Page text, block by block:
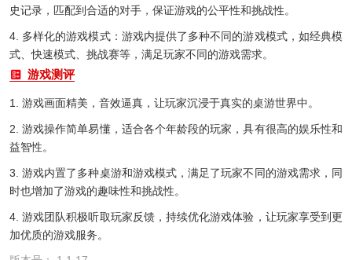
史记录，匹配到合适的对手，保证游戏的公平性和挑战性。
4. 多样化的游戏模式：游戏内提供了多种不同的游戏模式，如经典模
式、快速模式、挑战赛等，满足玩家不同的游戏需求。
游戏测评
1. 游戏画面精美，音效逼真，让玩家沉浸于真实的桌游世界中。
2. 游戏操作简单易懂，适合各个年龄段的玩家，具有很高的娱乐性和
益智性。
3. 游戏内置了多种桌游和游戏模式，满足了玩家不同的游戏需求，同
时也增加了游戏的趣味性和挑战性。
4. 游戏团队积极听取玩家反馈，持续优化游戏体验，让玩家享受到更
加优质的游戏服务。